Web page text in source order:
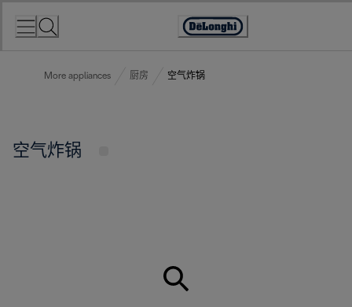
Accessibility
More appliances 厨房 空气炸锅
空气炸锅